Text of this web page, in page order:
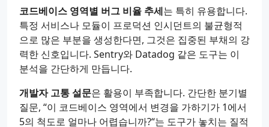
코드베이스 영역별 버그 비율 추세는 특히 유용합니다.
특정 서비스나 모듈이 프로덕션 인시던트의 불균형적
으로 많은 부분을 생성한다면, 그것은 집중된 부채의 강
력한 신호입니다. Sentry와 Datadog 같은 도구는 이
분석을 간단하게 만듭니다.
개발자 고통 설문은 활용이 부족합니다. 간단한 분기별
질문, “이 코드베이스 영역에서 변경을 가하기가 1에서
5의 척도로 얼마나 어렵습니까?“는 도구가 놓치는 질적